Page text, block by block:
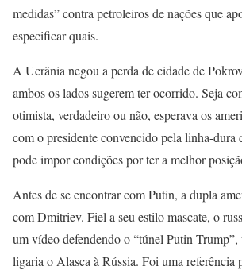
medidas” contra petroleiros de nações que
especificar quais.
A Ucrânia negou a perda de cidade de
ambos os lados sugerem ter ocorrido. Seja
otimista, verdadeiro ou não, esperava os
com o presidente convencido pela linha-
pode impor condições por ter a melhor
Antes de se encontrar com Putin, a dupla
com Dmitriev. Fiel a seu estilo mascate, o
um vídeo defendendo o “túnel Putin-Trump”,
ligaria o Alasca à Rússia. Foi uma referência